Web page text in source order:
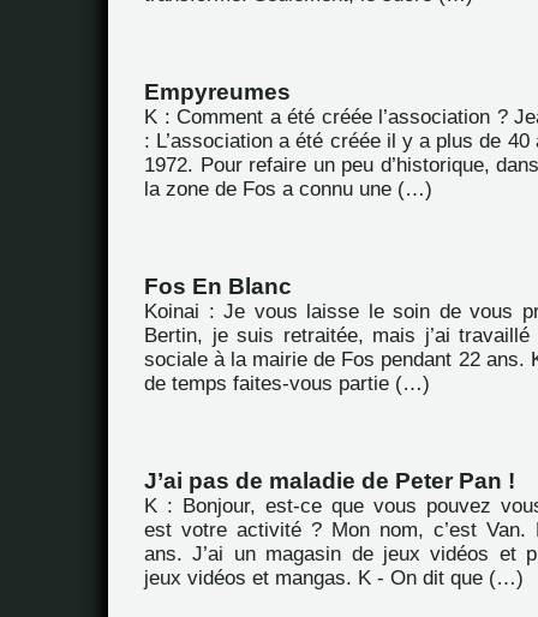
Empyreumes
K : Comment a été créée l’association ?
: L’association a été créée il y a plus de 40
1972. Pour refaire un peu d’historique,
la zone de Fos a connu une (…)
Fos En Blanc
Koinai : Je vous laisse le soin de vous
Bertin, je suis retraitée, mais j’ai travaillé
sociale à la mairie de Fos pendant 22 ans.
de temps faites-vous partie (…)
J’ai pas de maladie de Peter Pan !
K : Bonjour, est-ce que vous pouvez
est votre activité ? Mon nom, c’est Van.
ans. J’ai un magasin de jeux vidéos et
jeux vidéos et mangas. K - On dit que (…)